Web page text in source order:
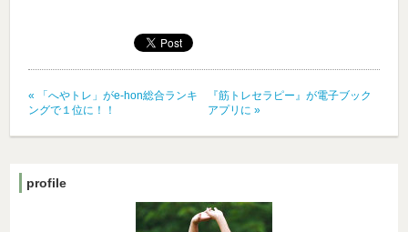
« 「へやトレ」がe-hon総合ランキ
ングで１位に！！
『筋トレセラピー』が電子ブック
アプリに »
profile